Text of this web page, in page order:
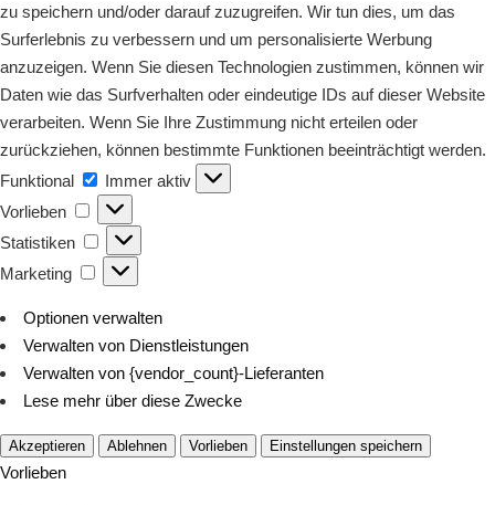
zu speichern und/oder darauf zuzugreifen. Wir tun dies, um das
Surferlebnis zu verbessern und um personalisierte Werbung
anzuzeigen. Wenn Sie diesen Technologien zustimmen, können wir
Daten wie das Surfverhalten oder eindeutige IDs auf dieser Website
verarbeiten. Wenn Sie Ihre Zustimmung nicht erteilen oder
zurückziehen, können bestimmte Funktionen beeinträchtigt werden.
Funktional
Funktional
Immer aktiv
Vorlieben
Vorlieben
Statistiken
Statistiken
Marketing
Marketing
Optionen verwalten
Verwalten von Dienstleistungen
Verwalten von {vendor_count}-Lieferanten
Lese mehr über diese Zwecke
Akzeptieren Ablehnen Vorlieben Einstellungen speichern
Vorlieben